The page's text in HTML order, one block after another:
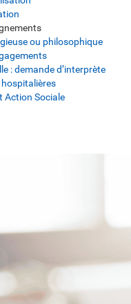
ou philosophique
: demande d’interprète
Action Sociale